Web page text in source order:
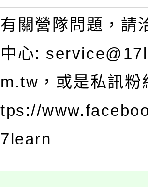
有關營隊問題，請
中心:
m.tw，或是私訊粉
tps://
7learn